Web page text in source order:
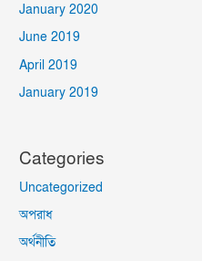
January 2020
June 2019
April 2019
January 2019
Categories
Uncategorized
অপরাধ
অর্থনীতি